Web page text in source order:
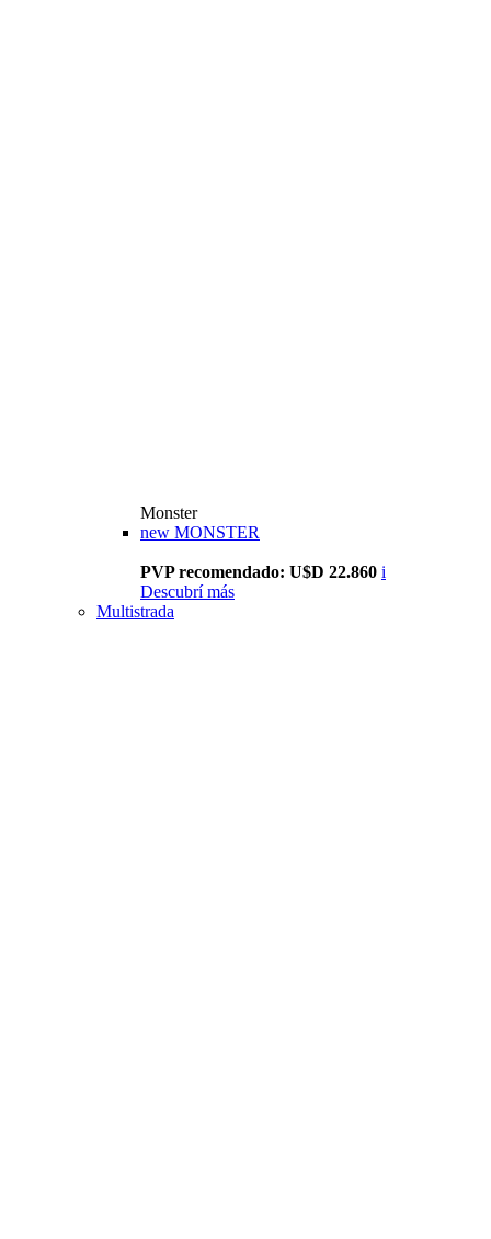
Monster
new MONSTER
PVP recomendado: U$D 22.860 i
Descubrí más
Multistrada